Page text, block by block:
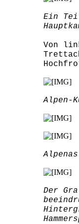
Ein
Von
Alpen-
Der